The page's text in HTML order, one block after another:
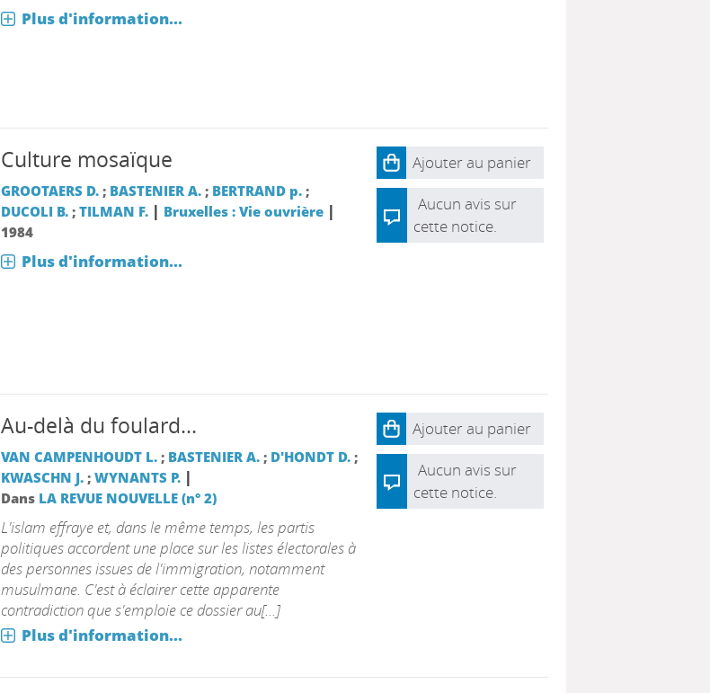
Plus d'information...
Culture mosaïque
GROOTAERS D.; BASTENIER A.; BERTRAND p.;
DUCOLI B.; TILMAN F. | Bruxelles : Vie ouvrière|
1984
Plus d'information...
Ajouter au panier
Aucun avis sur
cette notice.
Au-delà du foulard...
VAN CAMPENHOUDT L.; BASTENIER A.; D'HONDT D.;
KWASCHN J.; WYNANTS P. |
Dans LA REVUE NOUVELLE (n° 2)
L'islam effraye et, dans le même temps, les partis
politiques accordent une place sur les listes électorales à
des personnes issues de l'immigration, notamment
musulmane. C'est à éclairer cette apparente
contradiction que s'emploie ce dossier au[...]
Plus d'information...
Ajouter au panier
Aucun avis sur
cette notice.